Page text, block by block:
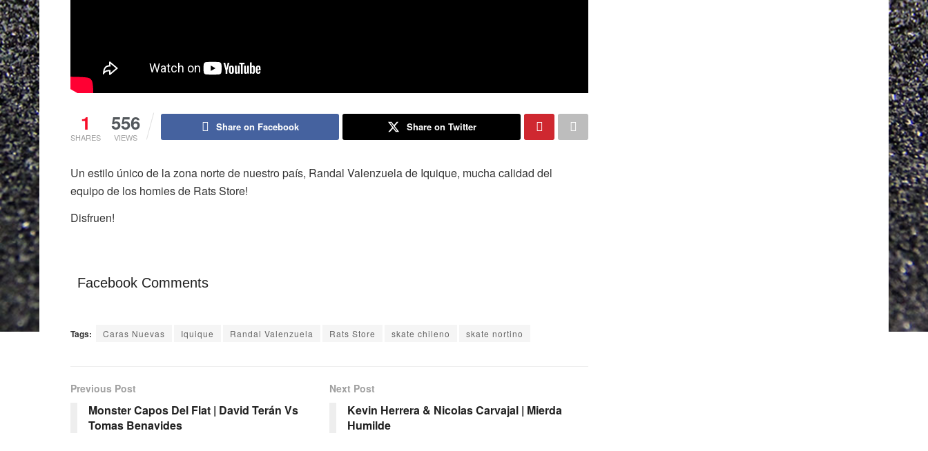
1
SHARES
556
VIEWS
Share on Facebook Share on Twitter
Un estilo único de la zona norte de nuestro país, Randal Valenzuela de Iquique, mucha calidad del
equipo de los homies de Rats Store!
Disfruen!
Facebook Comments
Tags: Caras Nuevas Iquique Randal Valenzuela Rats Store skate chileno skate nortino
Previous Post
Monster Capos Del Flat | David Terán Vs
Tomas Benavides
Next Post
Kevin Herrera & Nicolas Carvajal | Mierda
Humilde